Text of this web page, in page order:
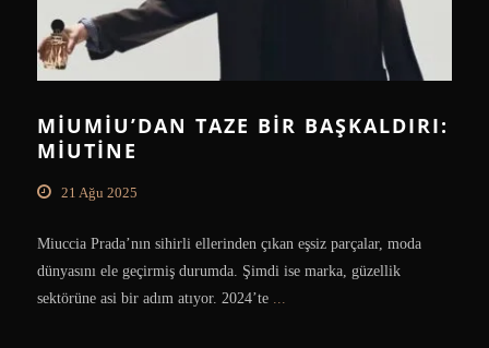
MIUMIU’DAN TAZE BIR BAŞKALDIRI:
MIUTINE
21 Ağu 2025
Miuccia Prada’nın sihirli ellerinden çıkan eşsiz parçalar, moda
dünyasını ele geçirmiş durumda. Şimdi ise marka, güzellik
sektörüne asi bir adım atıyor. 2024’te ...